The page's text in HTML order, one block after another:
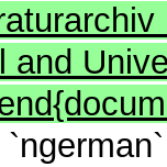
and